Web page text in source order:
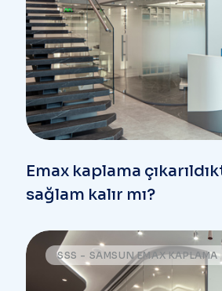
Emax kaplama
sağlam kalır mı?
SSS - SAMSUN EMAX KAPLAMA